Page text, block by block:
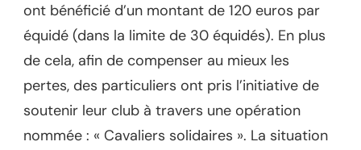
ont bénéficié d’un montant de 120 euros par
équidé (dans la limite de 30 équidés). En plus
de cela, afin de compenser au mieux les
pertes, des particuliers ont pris l’initiative de
soutenir leur club à travers une opération
nommée : « Cavaliers solidaires ». La situation